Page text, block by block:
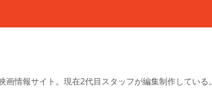
情報サイト。現在2代目スタッフが編集制作している。